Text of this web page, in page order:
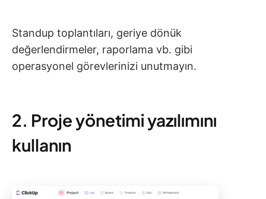
Standup toplantıları, geriye dönük
değerlendirmeler, raporlama vb. gibi
operasyonel görevlerinizi unutmayın.
2. Proje yönetimi yazılımını
kullanın